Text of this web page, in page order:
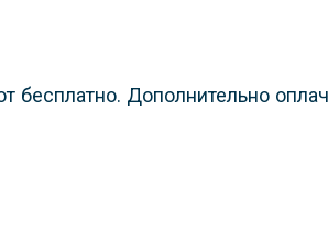
бесплатно. Дополнительно